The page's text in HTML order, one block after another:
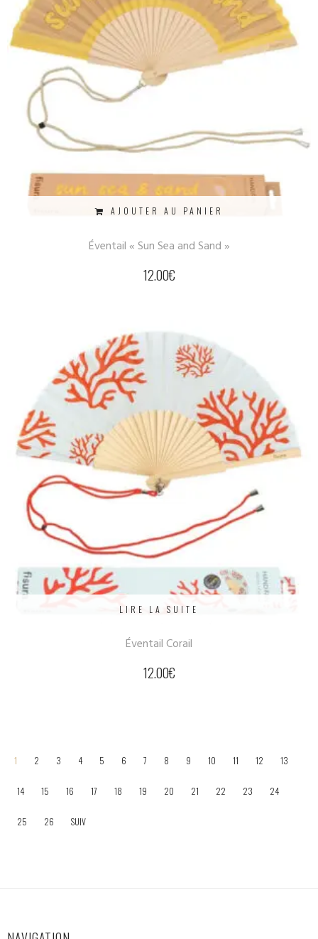
AJOUTER AU PANIER
Éventail « Sun Sea and Sand »
12.00€
LIRE LA SUITE
Éventail Corail
12.00€
1 2 3 4 5 6 7 8 9 10 11 12 13
14 15 16 17 18 19 20 21 22 23 24
25 26 SUIV